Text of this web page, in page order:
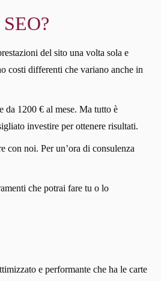
del sito una volta sola e
costi differenti che variano anche in
da 1200 € al mese. Ma tutto è
investire per ottenere risultati.
con noi. Per un’ora di consulenza
che potrai fare tu o lo
e performante che ha le carte